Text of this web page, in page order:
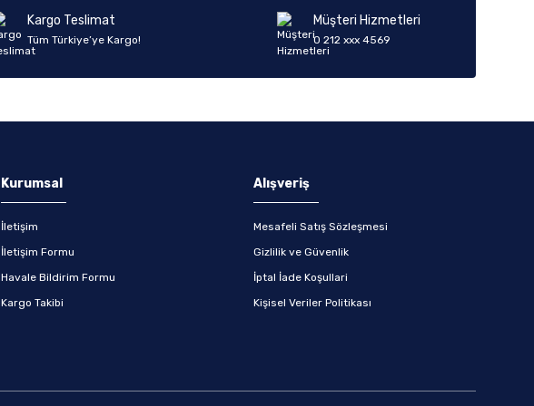
Kargo Teslimat
Tüm Türkiye’ye Kargo!
Müşteri Hizmetleri
0 212 xxx 4569
Kurumsal
İletişim
İletişim Formu
Havale Bildirim Formu
Kargo Takibi
Alışveriş
Mesafeli Satış Sözleşmesi
Gizlilik ve Güvenlik
İptal İade Koşullari
Kişisel Veriler Politikası